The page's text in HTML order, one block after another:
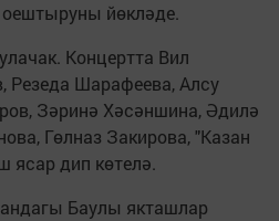
йөкләде.
Концертта Вил
Резеда Шарафеева, Алсу
Зәринә Хәсәншина, Әдилә
Гөлназ Закирова, "Казан
ясар дип көтелә.
Баулы якташлар